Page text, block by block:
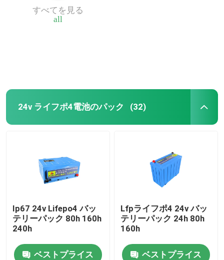
all
すべてを見る
24v ライフポ4電池のパック (32)
Ip67 24v Lifepo4 バッ
テリーパック 80h 160h
240h
ベストプライス
Lfpライフポ4 24v バッ
テリーパック 24h 80h
160h
ベストプライス